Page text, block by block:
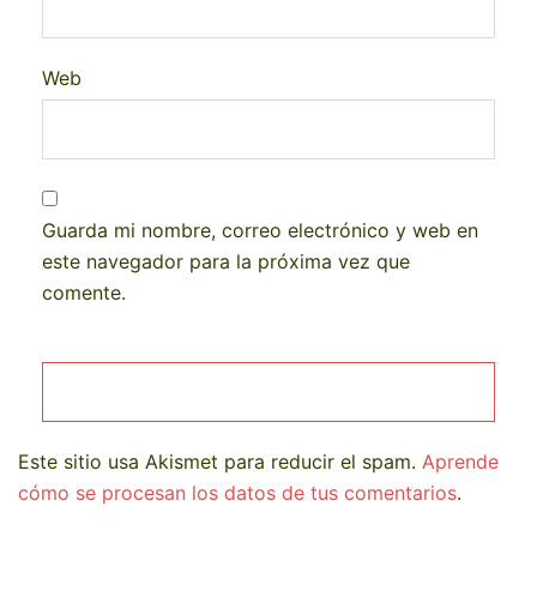
Web
Guarda mi nombre, correo electrónico y web en
este navegador para la próxima vez que
comente.
Este sitio usa Akismet para reducir el spam. Aprende
cómo se procesan los datos de tus comentarios.